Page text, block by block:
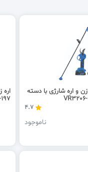
اره شارژی با دسته
4.7
ناموجود
197-2